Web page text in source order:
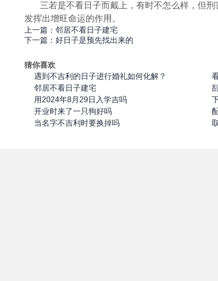
三若是不看日子而戴上，有时不怎么样，但
发挥出增旺命运的作用。
上一篇：邻居不看日子建宅
下一篇：好日子是预先找出来的
猜你喜欢
遇到不吉利的日子进行婚礼如何化解？
邻居不看日子建宅
用2024年8月29日入学吉吗
开业时来了一只狗好吗
当名字不吉利时要换掉吗